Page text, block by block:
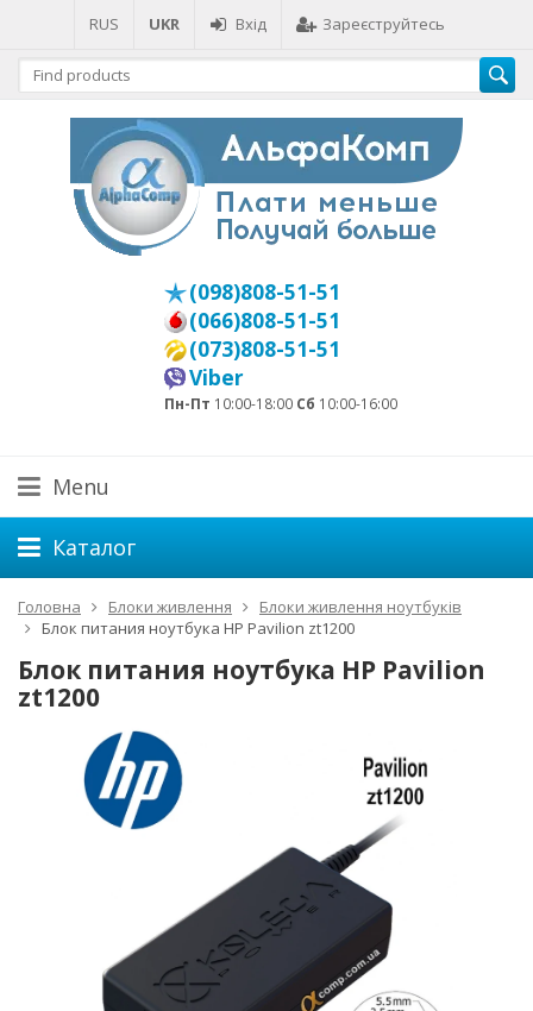
RUS UKR Вхід Зареєструйтесь
(098)808-51-51
(066)808-51-51
(073)808-51-51
Viber
Пн-Пт 10:00-18:00 Сб 10:00-16:00
Menu
Каталог
Головна Блоки живлення
Блоки живлення ноутбуків
Блок питания ноутбука HP Pavilion zt1200
Блок питания ноутбука HP Pavilion
zt1200